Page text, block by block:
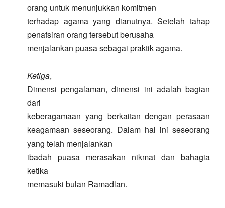
orang untuk menunjukkan komitmen
terhadap agama yang dianutnya. Setelah tahap
penafsiran orang tersebut berusaha
menjalankan puasa sebagai praktik agama.
Ketiga,
Dimensi pengalaman, dimensi ini adalah bagian
dari
keberagamaan yang berkaitan dengan perasaan
keagamaan seseorang. Dalam hal ini seseorang
yang telah menjalankan
ibadah puasa merasakan nikmat dan bahagia
ketika
memasuki bulan Ramadlan.